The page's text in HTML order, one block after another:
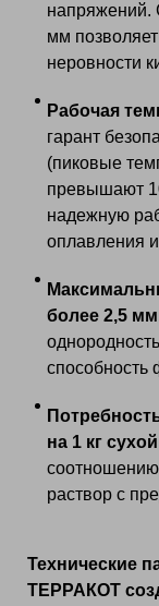
напряжений.
мм
неровности
Рабочая
гарант
(пиковые
превышают
надежную
оплавления
более 2,5
на 1 кг
соотношению
раствор с
Технические
ТЕРРАКОТ